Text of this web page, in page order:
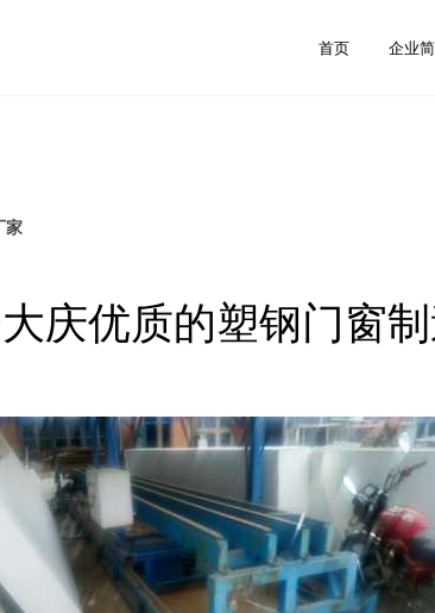
首页 企业
家
庆优质的塑钢门窗